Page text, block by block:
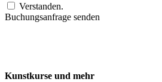
Verstanden.
Buchungsanfrage senden
Kunstkurse und mehr